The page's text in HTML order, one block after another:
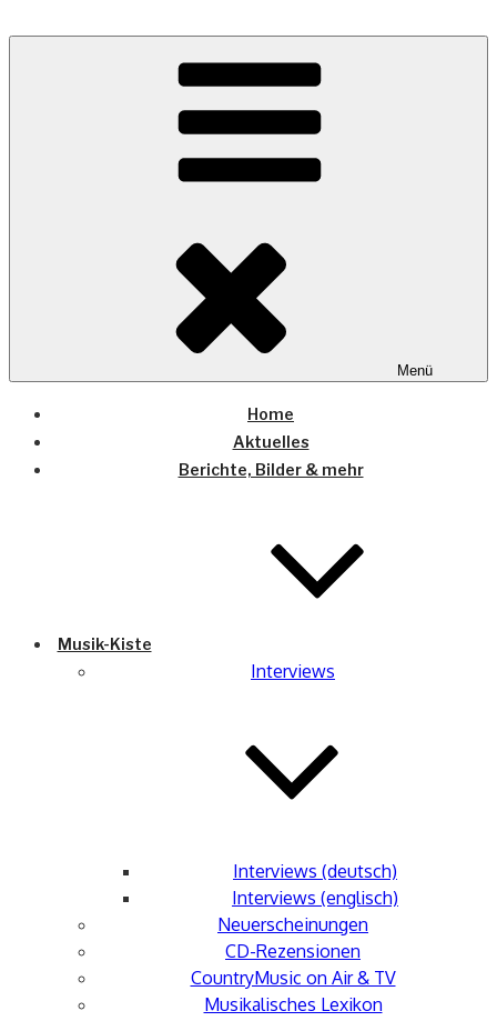
COUNTRYHOME
Wo die (Country-) Musik Zuhause ist
Menü
Home
Aktuelles
Berichte, Bilder & mehr
Musik-Kiste
Interviews
Interviews (deutsch)
Interviews (englisch)
Neuerscheinungen
CD-Rezensionen
CountryMusic on Air & TV
Musikalisches Lexikon